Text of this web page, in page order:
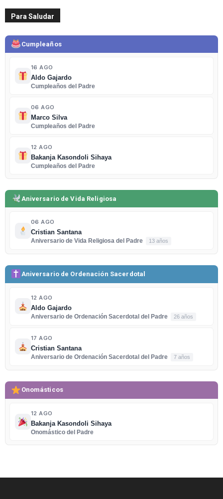
Para Saludar
Cumpleaños
16 AGO
Aldo Gajardo
Cumpleaños del Padre
06 AGO
Marco Silva
Cumpleaños del Padre
12 AGO
Bakanja Kasondoli Sihaya
Cumpleaños del Padre
Aniversario de Vida Religiosa
06 AGO
Cristian Santana
Aniversario de Vida Religiosa del Padre
13 años
Aniversario de Ordenación Sacerdotal
12 AGO
Aldo Gajardo
Aniversario de Ordenación Sacerdotal del Padre
26 años
17 AGO
Cristian Santana
Aniversario de Ordenación Sacerdotal del Padre
7 años
Onomásticos
12 AGO
Bakanja Kasondoli Sihaya
Onomástico del Padre